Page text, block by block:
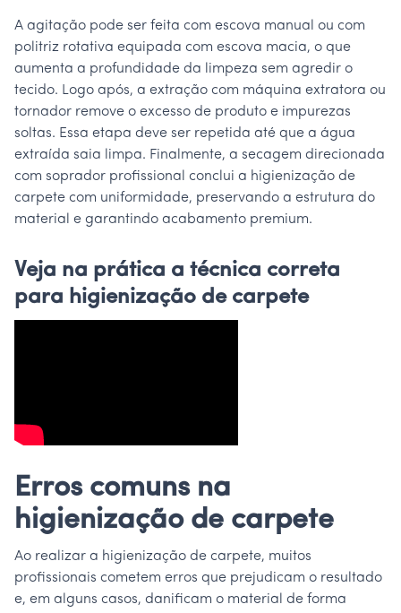
A agitação pode ser feita com escova manual ou com
politriz rotativa equipada com escova macia, o que
aumenta a profundidade da limpeza sem agredir o
tecido. Logo após, a extração com máquina extratora ou
tornador remove o excesso de produto e impurezas
soltas. Essa etapa deve ser repetida até que a água
extraída saia limpa. Finalmente, a secagem direcionada
com soprador profissional conclui a higienização de
carpete com uniformidade, preservando a estrutura do
material e garantindo acabamento premium.
Veja na prática a técnica correta
para higienização de carpete
Erros comuns na
higienização de carpete
Ao realizar a higienização de carpete, muitos
profissionais cometem erros que prejudicam o resultado
e, em alguns casos, danificam o material de forma